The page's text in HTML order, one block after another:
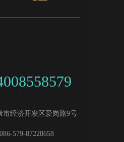
市经济开发区爱岗路9号
579-87228658